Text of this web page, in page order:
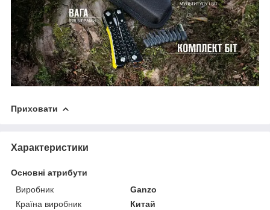
Приховати
Характеристики
Основні атрибути
Виробник
Ganzo
Країна виробник
Китай